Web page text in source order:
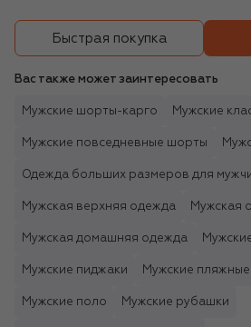
Быстрая покупка
Вас также может заинтересовать
Мужские шорты-карго Мужские
Мужские повседневные шорты
Одежда больших размеров для
Мужская верхняя одежда Мужская
Мужская домашняя одежда
Мужские пиджаки Мужские
Мужские поло Мужские рубашки